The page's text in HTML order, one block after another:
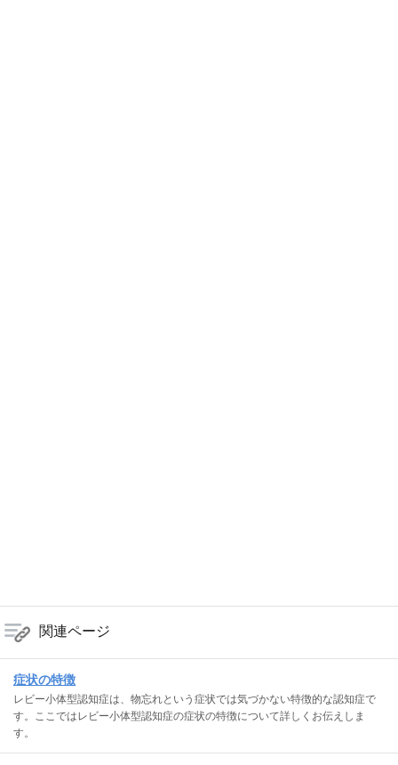
関連ページ
症状の特徴
レビー小体型認知症は、物忘れという症状では気づかない特徴的な認知症で
す。ここではレビー小体型認知症の症状の特徴について詳しくお伝えしま
す。